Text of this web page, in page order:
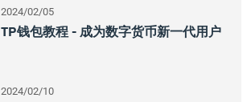
2024/02/05
TP钱包教程 - 成为数字货币新一代用户
2024/02/10